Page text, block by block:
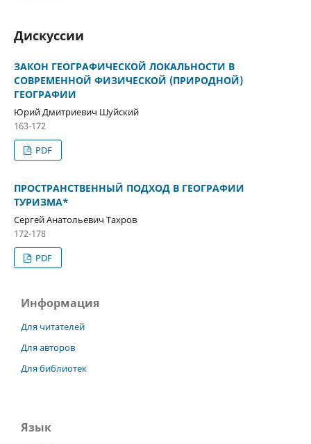
Дискуссии
ЗАКОН ГЕОГРАФИЧЕСКОЙ ЛОКАЛЬНОСТИ В
СОВРЕМЕННОЙ ФИЗИЧЕСКОЙ (ПРИРОДНОЙ)
ГЕОГРАФИИ
Юрий Дмитриевич Шуйский
163-172
PDF
ПРОСТРАНСТВЕННЫЙ ПОДХОД В ГЕОГРАФИИ
ТУРИЗМА*
Сергей Анатольевич Тахров
172-178
PDF
Информация
Для читателей
Для авторов
Для библиотек
Язык